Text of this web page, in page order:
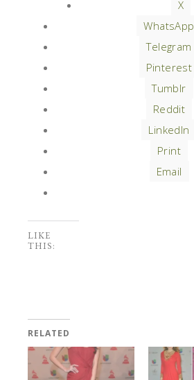
X
WhatsApp
Telegram
Pinterest
Tumblr
Reddit
LinkedIn
Print
Email
LIKE
THIS:
RELATED